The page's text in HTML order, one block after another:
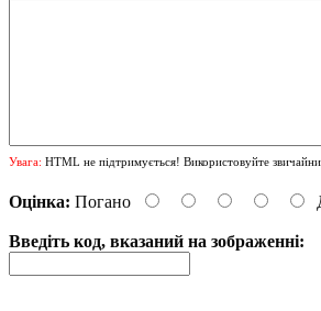
Увага: HTML не підтримується! Використовуйте
Оцінка: Погано
Введіть код, вказаний на зображенні: